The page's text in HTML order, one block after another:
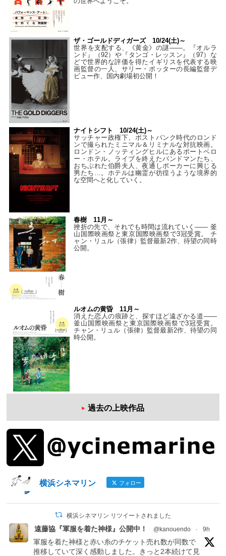
ザ・ゴールドディガーズ 10/24(土)～
世界を支配する、《黄金》の謎――。『オルラ
ンド』（92）や『タンゴ・レッスン』（97）な
どで世界的な評価を得たイギリスを代表する映
画監督の一人、サリー・ポッターの長編監督デ
ビュー作、国内劇場初公開！
ナイトシフト 10/24(土)～
サッチャー政権下、ポストパンク時代のロンド
ンで撮られたミニマル＆リミナルな対抗映画。
ロンドン・ノッティングヒルにあるポートベロ
ー・ホテル。ライブを終えたバンドマンたち、
おちぶれた伯爵夫人、夜通しポーカーに興じる
男たち…。ホテルは幽霊が彷徨うような境界的
な空間へと化していく。
春樹 11月～
挫折の先で、それでも時間は流れていく—— 釜
山国際映画祭と東京国際映画祭で3冠受賞。 チ
ャン・リュル（張律）監督最新2作、待望の同時
公開。
ルオムの黄昏 11月～
消えた恋人の痕跡と、探すほど遠ざかる道——
釜山国際映画祭と東京国際映画祭で3冠受賞。
チャン・リュル（張律）監督最新2作、待望の同
時公開。
過去の上映作品
横浜シネマリン フォロー
横浜シネマリン リツイートされました
遠藤協『軍服を着た神様』公開中！ @kanouendo · 9h
軍服を着た神様と赤い糸のチケット売れ数が同数で
推移していて深く感動しました。きっと2本続けて見